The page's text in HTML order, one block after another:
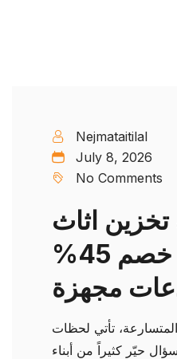
Nejmataitilal
July 8, 2026
No Comments
اثاث
بجازان – خصم 45%
مجهزة
تأتي لحظات
حيّر كثيراً من أبناء